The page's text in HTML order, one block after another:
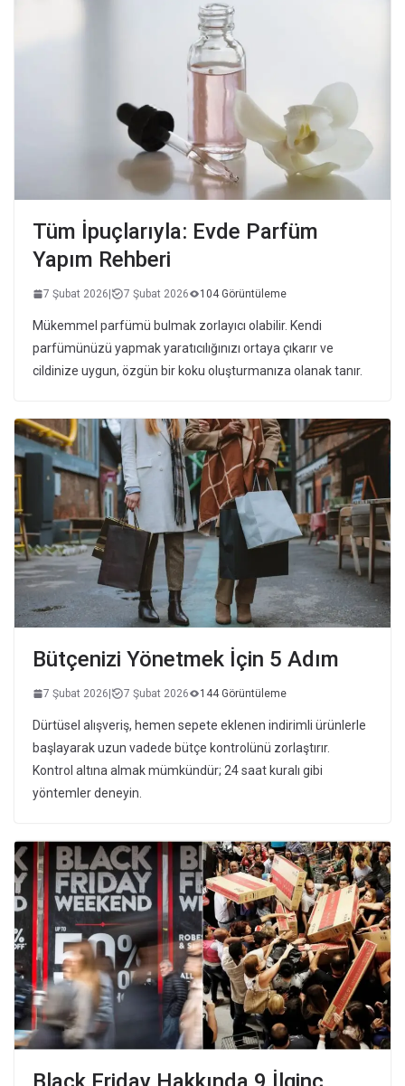
Tüm İpuçlarıyla: Evde Parfüm
Yapım Rehberi
7 Şubat 2026| 7 Şubat 2026 104 Görüntüleme
Mükemmel parfümü bulmak zorlayıcı olabilir. Kendi
parfümünüzü yapmak yaratıcılığınızı ortaya çıkarır ve
cildinize uygun, özgün bir koku oluşturmanıza olanak tanır.
Bütçenizi Yönetmek İçin 5 Adım
7 Şubat 2026 7 Şubat 2026 144 Görüntüleme
Dürtüsel alışveriş, hemen sepete eklenen indirimli ürünlerle
başlayarak uzun vadede bütçe kontrolünü zorlaştırır.
Kontrol altına almak mümkündür; 24 saat kuralı gibi
yöntemler deneyin.